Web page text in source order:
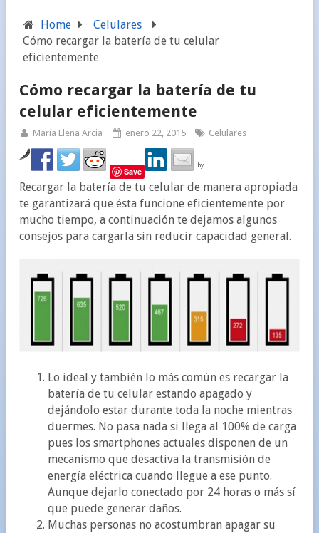
LAS VENTAS DE TABLETS DISMINUYEN EN UN 10%
LAS MEJORAS DESTACADAS DE IOS 9.3
APPLE WATCH: CÓMO GESTIONAR NOTIFICACIONES
Home
Celulares
Cómo recargar la batería de tu celular
eficientemente
Cómo recargar la batería de tu
celular eficientemente
María Elena Arcia enero 22, 2015 Celulares
Save
by
Recargar la batería de tu celular de manera apropiada
te garantizará que ésta funcione eficientemente por
mucho tiempo, a continuación te dejamos algunos
consejos para cargarla sin reducir capacidad general.
Lo ideal y también lo más común es recargar la
batería de tu celular estando apagado y
dejándolo estar durante toda la noche mientras
duermes. No pasa nada si llega al 100% de carga
pues los smartphones actuales disponen de un
mecanismo que desactiva la transmisión de
energía eléctrica cuando llegue a ese punto.
Aunque dejarlo conectado por 24 horas o más sí
que puede generar daños.
Muchas personas no acostumbran apagar su